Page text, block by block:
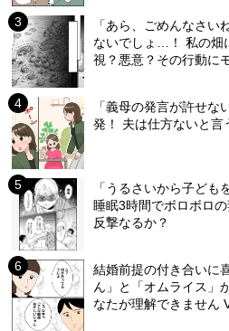
「あら、ごめんなさい
ないでしょ…！ 私の畑
視？悪意？その行動に
「義母の発言が許せ
発！ 夫は仕方ないと言
「うるさいから子ど
睡眠3時間でボロボロ
反撃なるか？
結婚前提の付き合いに
ん」と「オムライス」
なたが理解できません